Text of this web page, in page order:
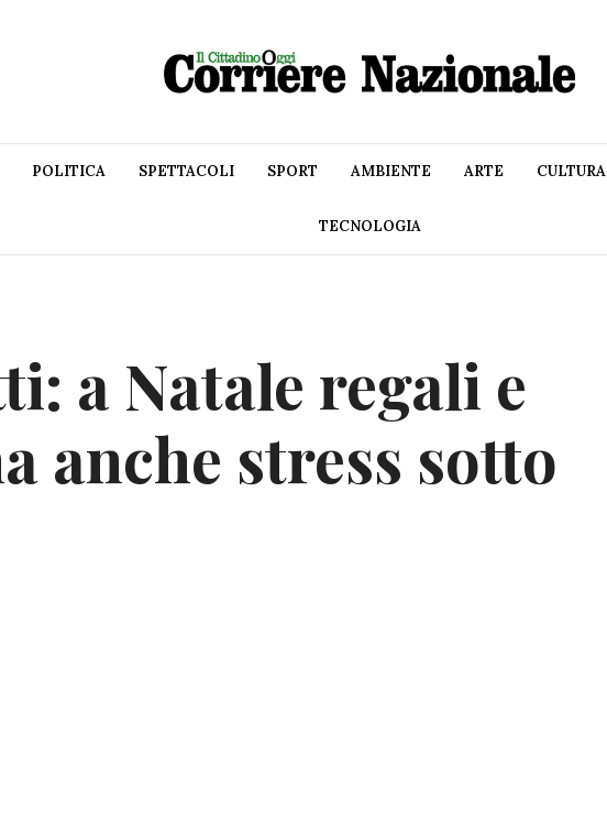
POLITICA SPETTACOLI SPORT AMBIENTE ARTE CULTURA
TECNOLOGIA
a Natale regali e
anche stress sotto